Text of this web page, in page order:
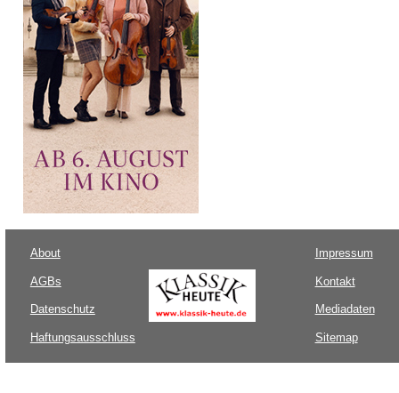
About
AGBs
Datenschutz
Haftungsausschluss
Impressum
Kontakt
Mediadaten
Sitemap